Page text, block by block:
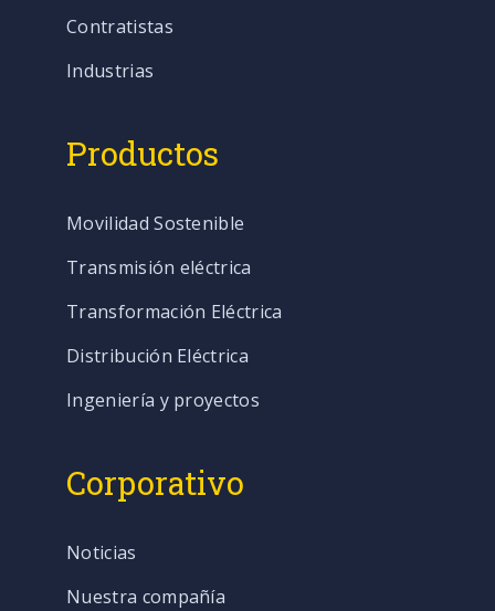
Contratistas
Industrias
Productos
Movilidad Sostenible
Transmisión eléctrica
Transformación Eléctrica
Distribución Eléctrica
Ingeniería y proyectos
Corporativo
Noticias
Nuestra compañía